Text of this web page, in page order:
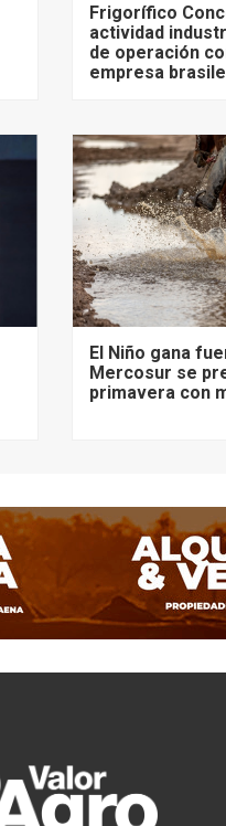
Frigorífico
actividad
de operación
empresa
El Niño gana
Mercosur se
primavera con